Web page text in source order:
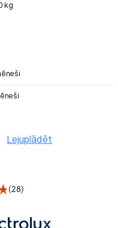
kg
Lejuplādēt
(28)